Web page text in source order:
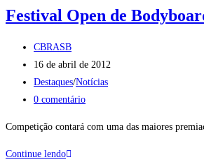
Festival Open de
Autor
do
post:
CBRASB
Post
publicado:
16 de abril de 2012
Categoria
do
Destaques/Notícias
Comentários
post:
0 comentário
Competição contará com uma das maiores
Continue lendoFestival